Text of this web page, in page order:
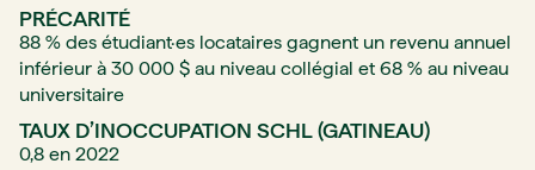
PRÉCARITÉ
88 % des étudiant·es locataires gagnent un revenu annuel
inférieur à 30 000 $ au niveau collégial et 68 % au niveau
universitaire
TAUX D’INOCCUPATION SCHL (GATINEAU)
0,8 en 2022